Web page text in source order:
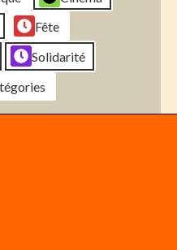
Fête
Solidarité